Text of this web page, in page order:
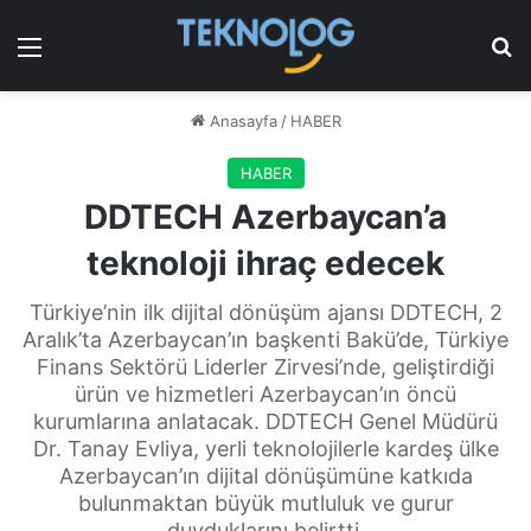
Menü
Anasayfa / HABER
HABER
DDTECH Azerbaycan’a
teknoloji ihraç edecek
Türkiye’nin ilk dijital dönüşüm ajansı DDTECH, 2
Aralık’ta Azerbaycan’ın başkenti Bakü’de, Türkiye
Finans Sektörü Liderler Zirvesi’nde, geliştirdiği
ürün ve hizmetleri Azerbaycan’ın öncü
kurumlarına anlatacak. DDTECH Genel Müdürü
Dr. Tanay Evliya, yerli teknolojilerle kardeş ülke
Azerbaycan’ın dijital dönüşümüne katkıda
bulunmaktan büyük mutluluk ve gurur